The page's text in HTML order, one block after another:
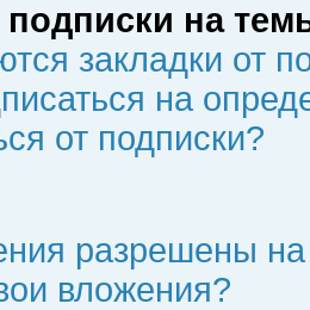
подписки на
закладки от
на
от подписки?
разрешены
вложения?